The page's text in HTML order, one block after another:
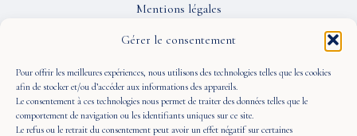
Gérer le consentement
Pour offrir les meilleures expériences, nous utilisons des technologies telles que les cookies
afin de stocker et/ou d’accéder aux informations des appareils.
Le consentement à ces technologies nous permet de traiter des données telles que le
comportement de navigation ou les identifiants uniques sur ce site.
Le refus ou le retrait du consentement peut avoir un effet négatif sur certaines
Mentions légales
Confidentialité
CGU
SUIVEZ-NOUS